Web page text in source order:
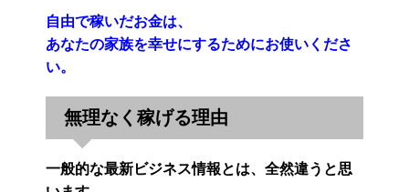
自由で稼いだお金は、
あなたの家族を幸せにするためにお使いくださ
い。
無理なく稼げる理由
一般的な最新ビジネス情報とは、全然違うと思